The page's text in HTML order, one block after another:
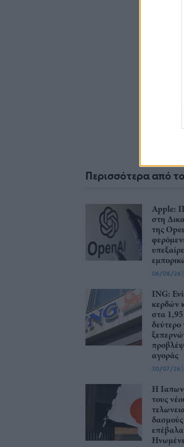
Περισσότερα από το
Apple:
στη
της
06/08/26 |
ING:
κερδών
στα
δεύτερο
αγοράς
30/07/26 |
Η
τους